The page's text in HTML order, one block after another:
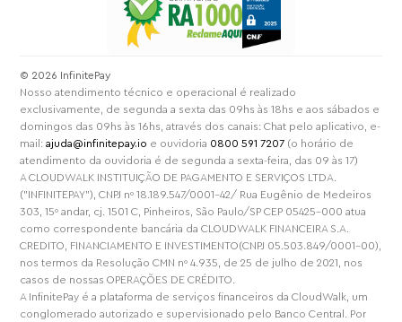
⁠© 2026 InfinitePay
Nosso atendimento técnico e operacional é realizado
exclusivamente, de segunda a sexta das 09hs às 18hs e aos sábados e
domingos das 09hs às 16hs, através dos canais: Chat pelo aplicativo, e-
mail:ajuda@infinitepay.io e ouvidoria 0800 591 7207 (o horário de
atendimento da ouvidoria é de segunda a sexta-feira, das 09 às 17)
A CLOUDWALK INSTITUIÇÃO DE PAGAMENTO E SERVIÇOS LTDA.
("INFINITEPAY"), CNPJ nº 18.189.547/0001-42/ Rua Eugênio de Medeiros
303, 15º andar, cj. 1501 C, Pinheiros, São Paulo/SP CEP 05425-000 atua
como correspondente bancária da CLOUDWALK FINANCEIRA S.A.
CREDITO, FINANCIAMENTO E INVESTIMENTO(CNPJ 05.503.849/0001-00),
nos termos da Resolução CMN nº 4.935, de 25 de julho de 2021, nos
casos de nossas OPERAÇÕES DE CRÉDITO.
A InfinitePay é a plataforma de serviços financeiros da CloudWalk, um
conglomerado autorizado e supervisionado pelo Banco Central. Por